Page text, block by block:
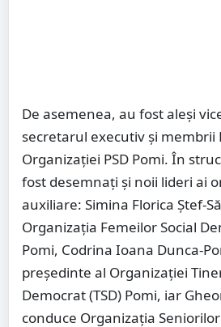
De asemenea, au fost aleși
secretarul executiv și membrii
Organizației PSD Pomi. În
fost desemnați și noii lideri ai
auxiliare: Simina Florica Ștef-
Organizația Femeilor Social
Pomi, Codrina Ioana Dunca-
președinte al Organizației
Democrat (TSD) Pomi, iar
conduce Organizația